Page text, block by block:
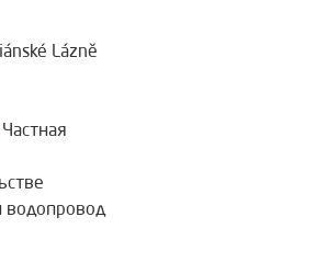
Lázně
Частная
водопровод